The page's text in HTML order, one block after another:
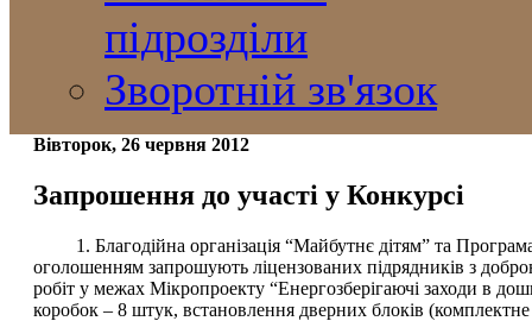
підрозділи
Зворотній зв'язок
Вівторок, 26 червня 2012
Запрошення до участі у Конкурсі
1. Благодійна організація “Майбутнє дітям” та
оголошенням запрошують ліцензованих підрядників з
робіт у межах Мікропроекту “Енергозберігаючі заходи в
коробок – 8 штук, встановлення дверних блоків